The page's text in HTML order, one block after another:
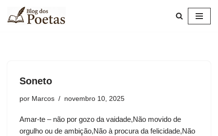
Pular
Soneto
por Marcos novembro 10, 2025
Amar-te – não por gozo da vaidade,Não movido de
orgulho ou de ambição,Não à procura da felicidade,Não